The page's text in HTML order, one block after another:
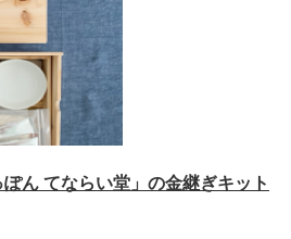
ん てならい堂」の金継ぎキット